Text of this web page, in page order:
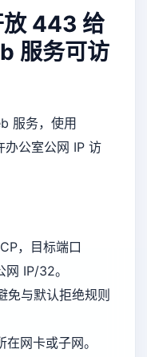
放 443 给
服务可访
服务，使用
办公室公网 IP 访
，目标端口
IP/32。
免与默认拒绝规则
网卡或子网。